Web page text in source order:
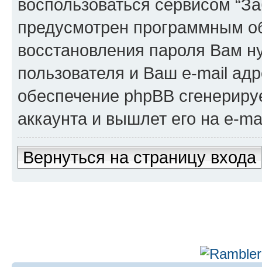
воспользоваться сервисом
предусмотрен программным
восстановления пароля Вам
пользователя и Ваш e-mail
обеспечение phpBB
аккаунта и вышлет его на e-
Вернуться на страницу входа